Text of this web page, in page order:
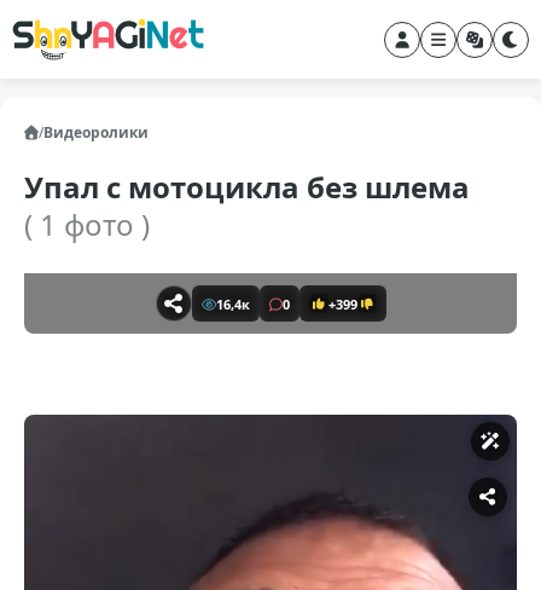
/Видеоролики
Упал с мотоцикла без шлема
( 1 фото )
16,4к 0 +399